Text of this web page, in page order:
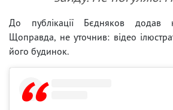
До публікації Бєдняков додав
Щоправда, не уточнив: відео
його будинок.